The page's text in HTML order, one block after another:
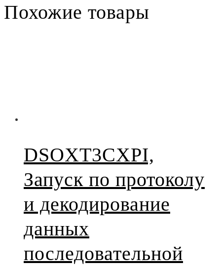
Похожие товары
DSOXT3CXPI,
Запуск по протоколу
и декодирование
данных
последовательной